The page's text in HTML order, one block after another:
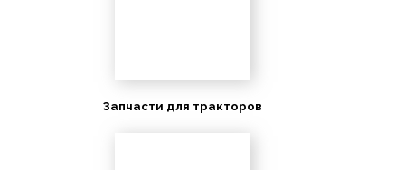
Запчасти для тракторов